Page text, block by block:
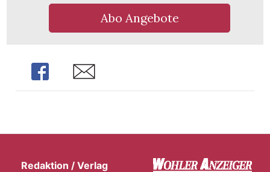
Abo Angebote
Share Share
Redaktion / Verlag